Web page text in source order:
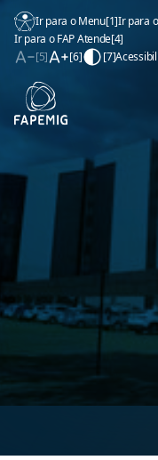
Ir para o Menu[1]Ir para
Ir para o FAP Atende[4]
[5]
[6] [7]